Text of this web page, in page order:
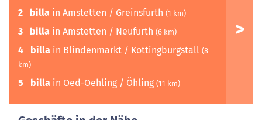
2 billa in Amstetten / Greinsfurth (1 km)
3 billa in Amstetten / Neufurth (6 km)
4 billa in Blindenmarkt / Kottingburgstall (8
km)
5 billa in Oed-Oehling / Öhling (11 km)